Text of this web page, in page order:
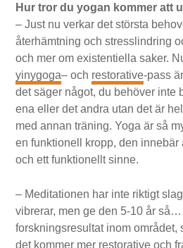
Hur tror du yogan kommer att
– Just nu verkar det största
återhämtning och stresslindring
och mer om existentiella saker.
yinygoga– och restorative-pass
det säger något, du behöver inte
ena eller det andra utan det är
med annan träning. Yoga är så
en funktionell kropp, den innebär
och ett funktionellt sinne.
– Meditationen har inte riktigt
vibrerar, men ge den 5-10 år
forskningsresultat inom området,
det kommer mer restorative och